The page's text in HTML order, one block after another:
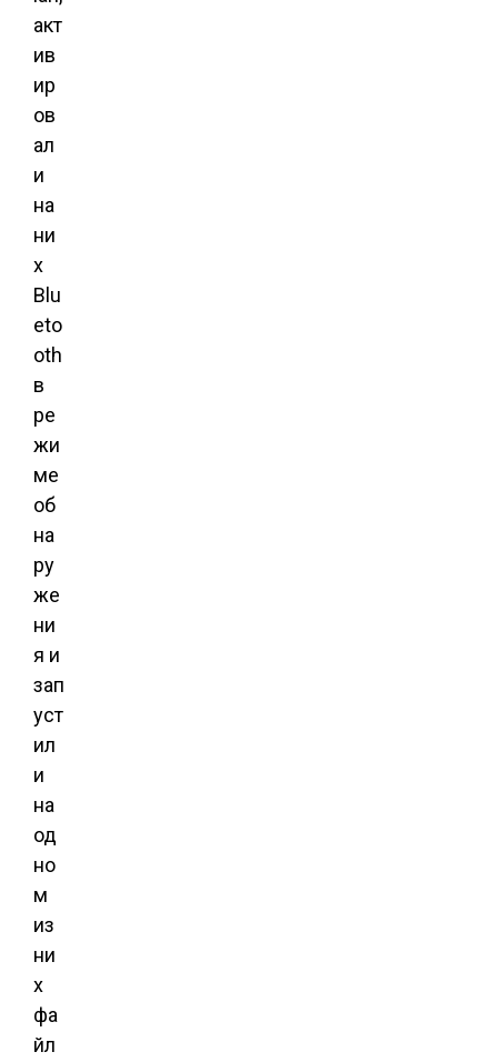
акт
ив
ир
ов
ал
и
на
ни
х
Blu
eto
oth
в
ре
жи
ме
об
на
ру
же
ни
я и
зап
уст
ил
и
на
од
но
м
из
ни
х
фа
йл